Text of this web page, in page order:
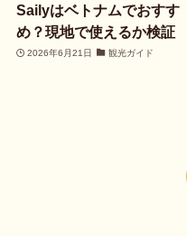
Sailyはベトナムでおすす
め？現地で使えるか検証
2026年6月21日 観光ガイド